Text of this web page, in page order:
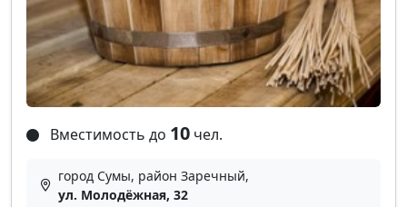
Вместимость до 10 чел.
город Сумы, район Заречный,
ул. Молодёжная, 32